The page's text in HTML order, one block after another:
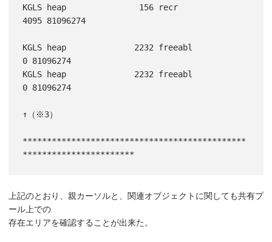
KGLS heap               156 recr
4095 81096274
KGLS heap              2232 freeabl
0 81096274
KGLS heap              2232 freeabl
0 81096274
↑（※3）
**********************************************
上記のとおり、親カーソルと、関連オブジェクトに関しても共有プ
ール上での
存在エリアを確認することが出来た。